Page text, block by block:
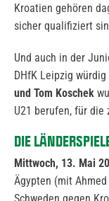
Kroatien gehören
sicher qualifiziert
Und auch in der
DHfK Leipzig
und Tom Koschek
U21 berufen, für die
DIE
Mittwoch, 13. Mai
Ägypten (mit